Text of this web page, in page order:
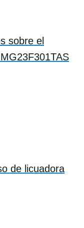
sobre el
de licuadora